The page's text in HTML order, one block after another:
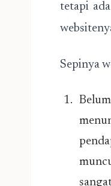
tetapi
Sepinya